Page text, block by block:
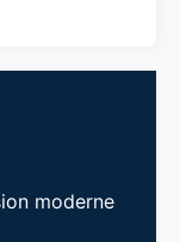
moderne